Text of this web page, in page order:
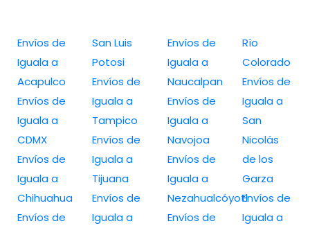
Envíos de
Iguala a
Acapulco
Envíos de
Iguala a
CDMX
Envíos de
Iguala a
Chihuahua
Envíos de
San Luis
Potosi
Envíos de
Iguala a
Tampico
Envíos de
Iguala a
Tijuana
Envíos de
Iguala a
Envíos de
Iguala a
Naucalpan
Envíos de
Iguala a
Navojoa
Envíos de
Iguala a
Nezahualcóyotl
Envíos de
Río
Colorado
Envíos de
Iguala a
San
Nicolás
de los
Garza
Envíos de
Iguala a